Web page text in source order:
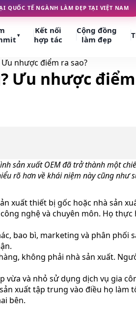
QUỐC TẾ NGÀNH LÀM ĐẸP TẠI VIỆT NAM
▾
Kết nối
hợp tác
Cộng đồng
làm đẹp
nhược điểm ra sao?
Ưu nhược
sản xuất OEM đã trở thành một
rõ hơn về khái niệm này cũng như
xuất thiết bị gốc hoặc nhà sản
nghệ và chuyên môn. Họ
bao bì, marketing và phân
không phải nhà sản xuất.
và nhỏ sử dụng dịch vụ gia
xuất tập trung vào điều họ
bên.